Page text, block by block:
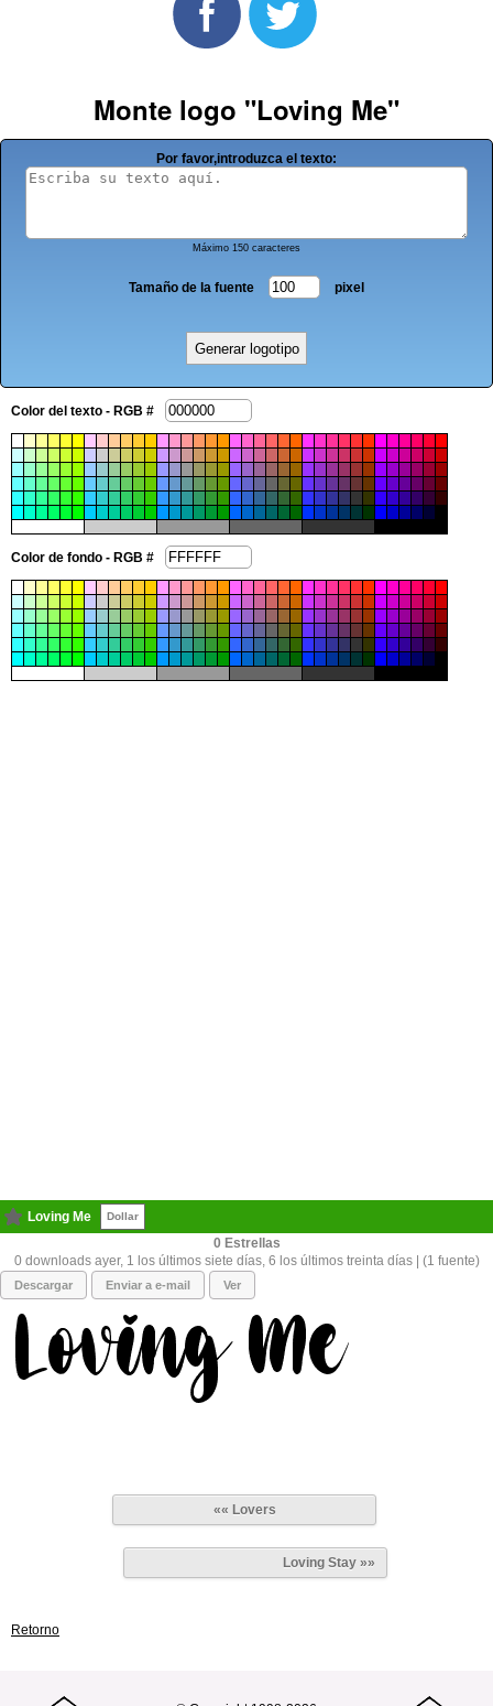
Monte logo "Loving Me"
Por favor,introduzca el texto:
Máximo 150 caracteres
Tamaño de la fuente pixel
Color del texto - RGB #
Color de fondo - RGB #
Loving Me Dollar
0
0 downloads ayer, 1 los últimos siete días, 6 los últimos treinta días | (1 fuente)
Descargar Enviar a e-mail Ver
«« Lovers
Loving Stay »»
Retorno